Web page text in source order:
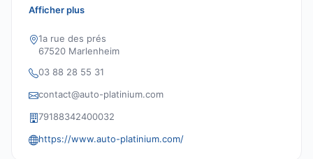
tranquille. Au-delà du produit, nous mettons un point
compatibilité, suivi de commande et service client à votre
écoute, avant comme après l'achat. Les avis ci-dessous
professionnels, qui nous font confiance au quotidien.
première exigence.
Afficher plus
1a rue des prés
67520 Marlenheim
03 88 28 55 31
contact@auto-platinium.com
79188342400032
https://www.auto-platinium.com/